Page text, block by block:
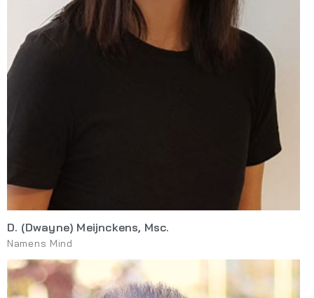
D. (Dwayne) Meijnckens, Msc.
Namens Mind